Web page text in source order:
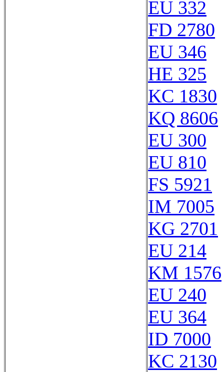
EU 332
FD 2780
EU 346
HE 325
KC 1830
KQ 8606
EU 300
EU 810
FS 5921
IM 7005
KG 2701
EU 214
KM 1576
EU 240
EU 364
ID 7000
KC 2130